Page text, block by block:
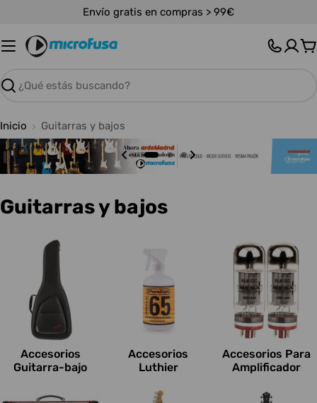
contenido
Envío gratis en compras > 99€
Buscar
Inicio Guitarras y bajos
C
Guitarras y bajos
Accesorios
Guitarra-bajo
Accesorios
Luthier
Accesorios Para
Amplificador